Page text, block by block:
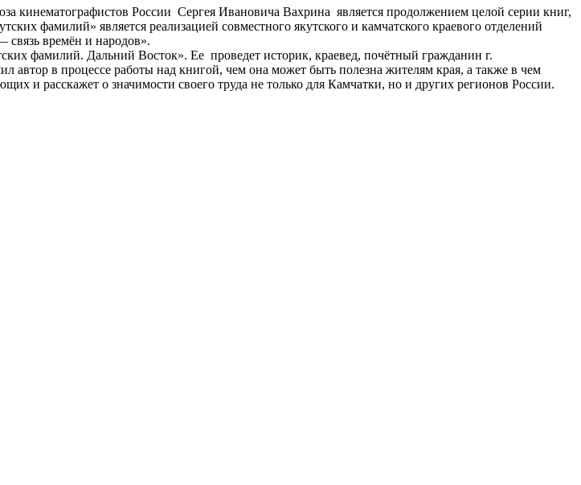
кинематографистов России Сергея Ивановича Вахрина является продолжением целой серии книг,
фамилий» является реализацией совместного якутского и камчатского краевого отделений
связь времён и народов».
фамилий. Дальний Восток». Ее проведет историк, краевед, почётный гражданин г.
в процессе работы над книгой, чем она может быть полезна жителям края, а также в чем
и расскажет о значимости своего труда не только для Камчатки, но и других регионов России.